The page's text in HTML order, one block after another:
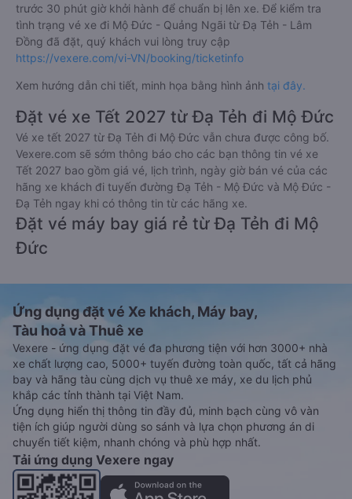
trước 30 phút giờ khởi hành để chuẩn bị lên xe. Để kiểm tra
tình trạng vé xe đi Mộ Đức - Quảng Ngãi từ Đạ Tẻh - Lâm
Đồng đã đặt, quý khách vui lòng truy cập
https://vexere.com/vi-VN/booking/ticketinfo
Xem hướng dẫn chi tiết, minh họa bằng hình ảnh tại đây.
Đặt vé xe Tết 2027 từ Đạ Tẻh đi Mộ Đức
Vé xe tết 2027 từ Đạ Tẻh đi Mộ Đức vẫn chưa được công bố.
Vexere.com sẽ sớm thông báo cho các bạn thông tin vé xe
Tết 2027 bao gồm giá vé, lịch trình, ngày giờ bán vé của các
hãng xe khách đi tuyến đường Đạ Tẻh - Mộ Đức và Mộ Đức -
Đạ Tẻh ngay khi có thông tin từ các hãng xe.
Đặt vé máy bay giá rẻ từ Đạ Tẻh đi Mộ
Đức
Ứng dụng đặt vé Xe khách, Máy bay,
Tàu hoả và Thuê xe
Vexere - ứng dụng đặt vé đa phương tiện với hơn 3000+ nhà
xe chất lượng cao, 5000+ tuyến đường toàn quốc, tất cả hãng
bay và hãng tàu cùng dịch vụ thuê xe máy, xe du lịch phủ
khắp các tỉnh thành tại Việt Nam.
Ứng dụng hiển thị thông tin đầy đủ, minh bạch cùng vô vàn
tiện ích giúp người dùng so sánh và lựa chọn phương án di
chuyển tiết kiệm, nhanh chóng và phù hợp nhất.
Tải ứng dụng Vexere ngay